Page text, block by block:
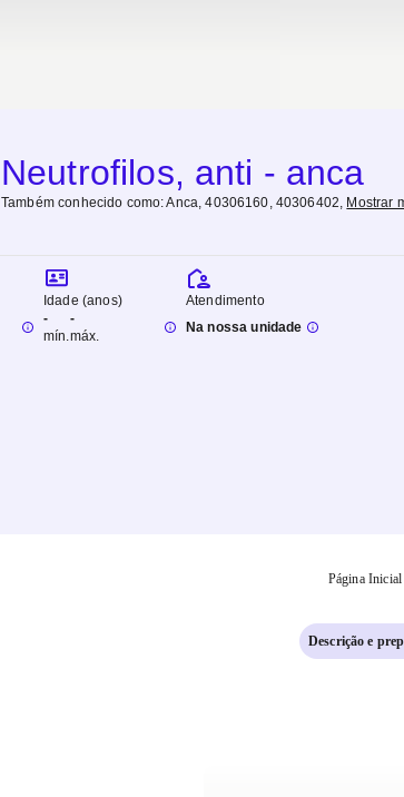
Neutrofilos, anti - anca
Também conhecido como:Anca, 40306160, 40306402 Mostrar
Idade (anos)
-
mín.
-
máx.
Atendimento
Na nossa unidade
Página Inicial
Descrição e